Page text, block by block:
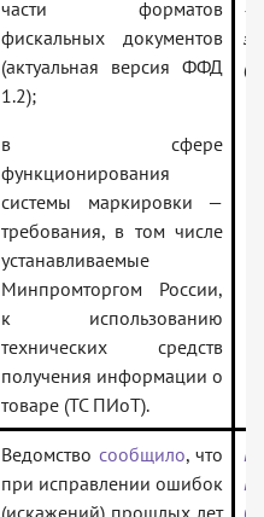
части форматов
фискальных документов
(актуальная версия ФФД
1.2);
в сфере
функционирования
системы маркировки —
требования, в том числе
устанавливаемые
Минпромторгом России,
к использованию
технических средств
получения информации о
товаре (ТС ПИоТ).
—
Ведомство сообщило, что
при исправлении ошибок